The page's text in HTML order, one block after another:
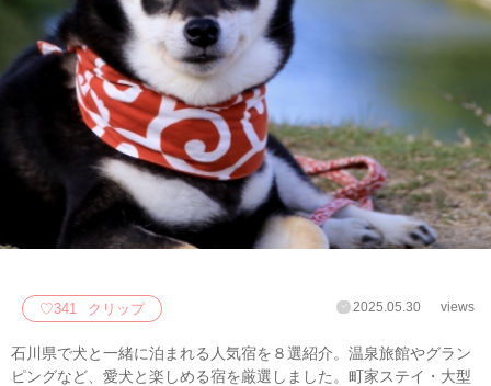
♡341 クリップ 2025.05.30 views
石川県で犬と一緒に泊まれる人気宿を８選紹介。温泉旅館やグラン
ピングなど、愛犬と楽しめる宿を厳選しました。町家ステイ・大型